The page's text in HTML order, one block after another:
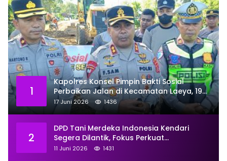
1
Kapolres Konsel Pimpin Bakti Sosial
Perbaikan Jalan di Kecamatan Laeya, 19
Titik Rusak Siap Ditambal
17 Juni 2026 1436
2
DPD Tani Merdeka Indonesia Kendari
Segera Dilantik, Fokus Perkuat
Pemberdayaan
11 Juni 2026 1431